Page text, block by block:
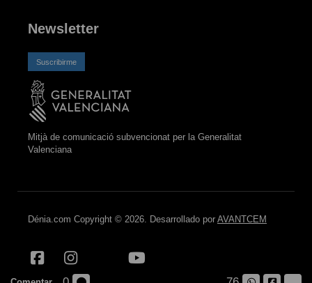
Newsletter
Suscribirme
Mitjà de comunicació subvencionat per la Generalitat
Valenciana
Dénia.com Copyright © 2026. Desarrollado por AVANTCEM